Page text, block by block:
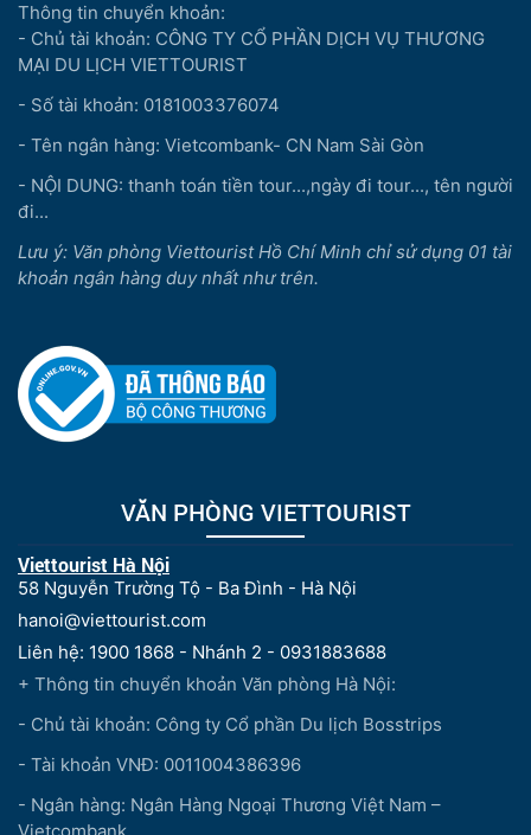
Thông tin chuyển khoản:
- Chủ tài khoản: CÔNG TY CỔ PHẦN DỊCH VỤ THƯƠNG
MẠI DU LỊCH VIETTOURIST
- Số tài khoản: 0181003376074
- Tên ngân hàng: Vietcombank- CN Nam Sài Gòn
- NỘI DUNG: thanh toán tiền tour...,ngày đi tour..., tên người
đi...
Lưu ý: Văn phòng Viettourist Hồ Chí Minh chỉ sử dụng 01 tài
khoản ngân hàng duy nhất như trên.
VĂN PHÒNG VIETTOURIST
Viettourist Hà Nội
58 Nguyễn Trường Tộ - Ba Đình - Hà Nội
hanoi@viettourist.com
Liên hệ: 1900 1868 - Nhánh 2 - 0931883688
+ Thông tin chuyển khoản Văn phòng Hà Nội:
- Chủ tài khoản: Công ty Cổ phần Du lịch Bosstrips
- Tài khoản VNĐ: 0011004386396
- Ngân hàng: Ngân Hàng Ngoại Thương Việt Nam –